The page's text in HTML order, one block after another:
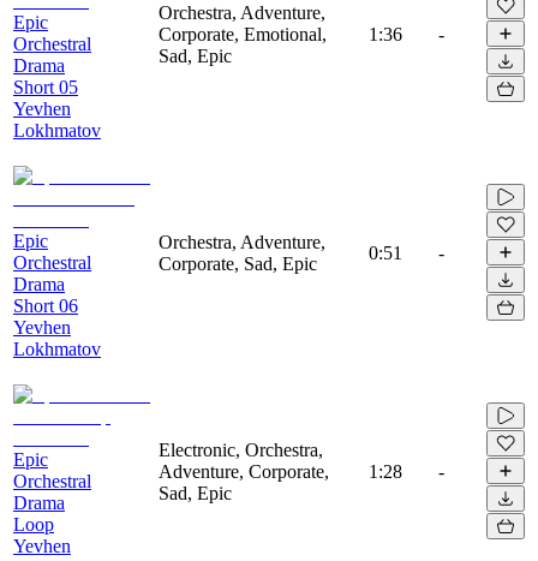
Epic
Orchestral
Drama
Short 05
Yevhen
Lokhmatov
Orchestra, Adventure,
Corporate, Emotional,
Sad, Epic
1:36 -
Epic
Orchestral
Drama
Short 06
Yevhen
Lokhmatov
Orchestra, Adventure,
Corporate, Sad, Epic
0:51 -
Epic
Orchestral
Drama
Loop
Yevhen
Electronic, Orchestra,
Adventure, Corporate,
Sad, Epic
1:28 -